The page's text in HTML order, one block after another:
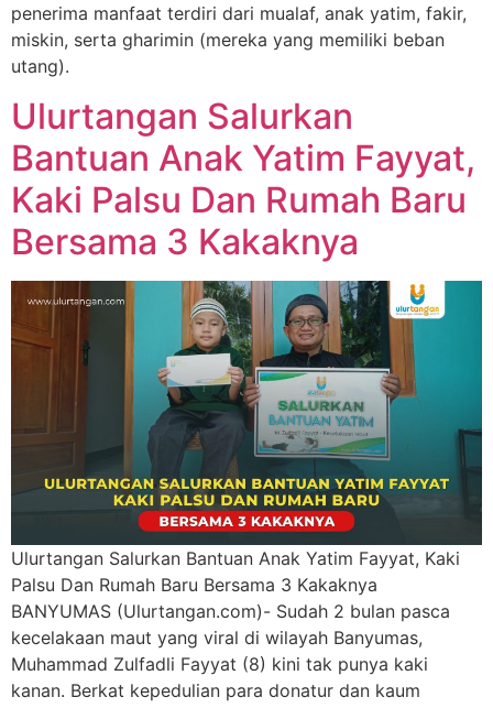
penerima manfaat terdiri dari mualaf, anak yatim, fakir,
miskin, serta gharimin (mereka yang memiliki beban
utang).
Ulurtangan Salurkan
Bantuan Anak Yatim Fayyat,
Kaki Palsu Dan Rumah Baru
Bersama 3 Kakaknya
Ulurtangan Salurkan Bantuan Anak Yatim Fayyat, Kaki
Palsu Dan Rumah Baru Bersama 3 Kakaknya
BANYUMAS (Ulurtangan.com)- Sudah 2 bulan pasca
kecelakaan maut yang viral di wilayah Banyumas,
Muhammad Zulfadli Fayyat (8) kini tak punya kaki
kanan. Berkat kepedulian para donatur dan kaum